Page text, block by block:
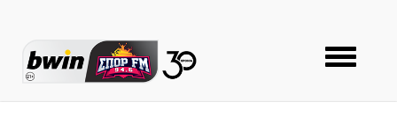
Toggle
navigation